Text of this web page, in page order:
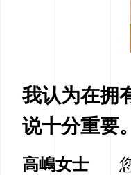
我认为在拥
说十分重要。
高嶋女士